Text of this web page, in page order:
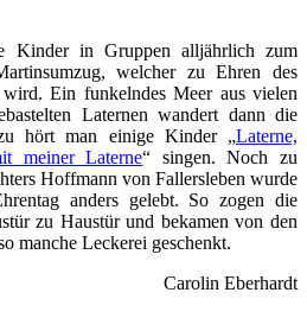
Kinder in Gruppen alljährlich zum
welcher zu Ehren des
Ein funkelndes Meer aus vielen
Laternen wandert dann die
hört man einige Kinder „Laterne,
meiner Laterne“ singen. Noch zu
Hoffmann von Fallersleben wurde
anders gelebt. So zogen die
zu Haustür und bekamen von den
manche Leckerei geschenkt.
Carolin Eberhardt